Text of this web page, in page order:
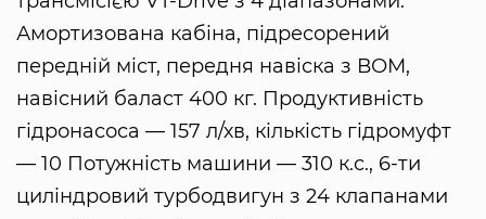
Амортизована кабіна, підресорений
передній міст, передня навіска з ВОМ,
навісний баласт 400 кг. Продуктивність
гідронасоса — 157 л/хв, кількість гідромуфт
— 10 Потужність машини — 310 к.с., 6-ти
циліндровий турбодвигун з 24 клапанами